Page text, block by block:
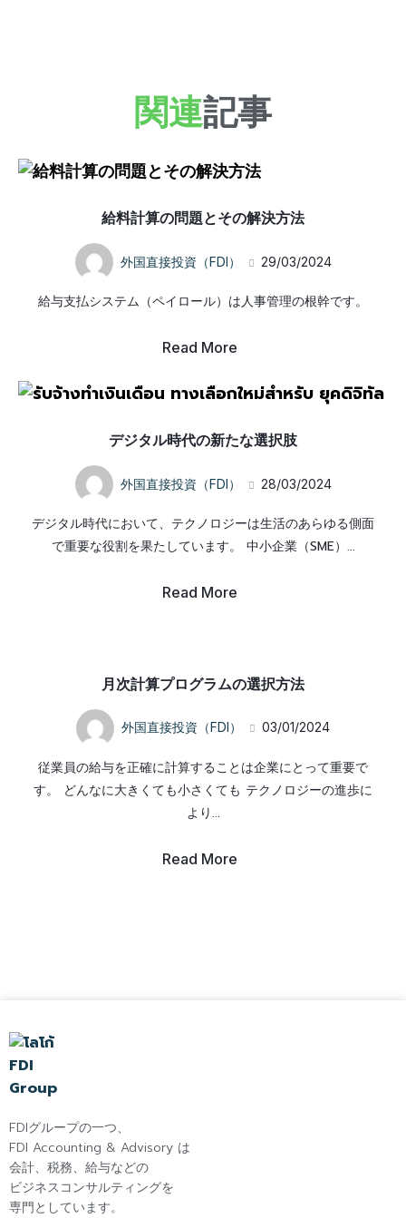
関連記事
給料計算の問題とその解決方法
外国直接投資（FDI） 29/03/2024
給与支払システム（ペイロール）は人事管理の根幹です。
Read More
デジタル時代の新たな選択肢
外国直接投資（FDI） 28/03/2024
デジタル時代において、テクノロジーは生活のあらゆる側面
で重要な役割を果たしています。 中小企業（SME）...
Read More
月次計算プログラムの選択方法
外国直接投資（FDI） 03/01/2024
従業員の給与を正確に計算することは企業にとって重要で
す。 どんなに大きくても小さくても テクノロジーの進歩に
より...
Read More
FDIグループの一つ、
FDI Accounting & Advisory は
会計、税務、給与などの
ビジネスコンサルティングを
専門としています。